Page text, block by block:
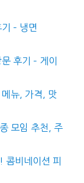
– 냉면
후기 – 게이
메뉴, 가격, 맛
모임 추천, 주
콤비네이션 피